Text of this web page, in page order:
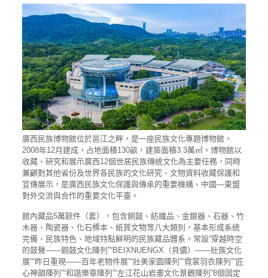
廣西民族博物館位於邕江之畔，是一座民族文化專題博物館，
2008年12月建成，占地面積130畝，建築面積3.3萬㎡。博物館以
收藏、研究和展示廣西12個世居民族傳統文化為主要任務，同時
兼顧對其他省份及世界各民族的文化研究、文物資料收藏保護和
宣傳展示，是廣西民族文化保護與傳承的重要機構、中國—東盟
對外交流與合作的重要文化平臺。
館內藏品5萬餘件（套），包含銅鼓、紡織品、金銀器、石器、竹
木器、陶瓷器、化石標本、紙質文物等八大類別，基本形成系統
完備、民族特色、地域特點鮮明的民族藏品體系。常設“穿越時空
的鼓聲——銅鼓文化陳列”“BEIXNUENGX（貝儂）——壯族文化
展”“昨日重現——百年老物件展”“壯美家園陳列”“霓裳羽衣陳列”“匠
心神韻陳列”“和諧樂章陳列”“左江花山岩畫文化景觀陳列”8個固定